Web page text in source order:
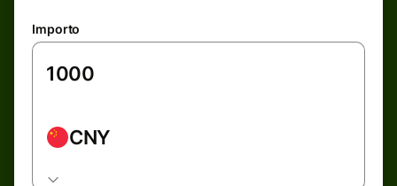
Importo
CNY